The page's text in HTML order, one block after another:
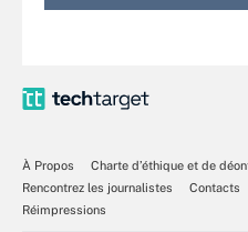
À Propos
Charte d’éthique et de
Rencontrez les journalistes
Contacts
Réimpressions